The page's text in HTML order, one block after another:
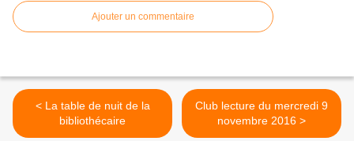
Ajouter un commentaire
< La table de nuit de la
bibliothécaire
Club lecture du mercredi 9
novembre 2016 >